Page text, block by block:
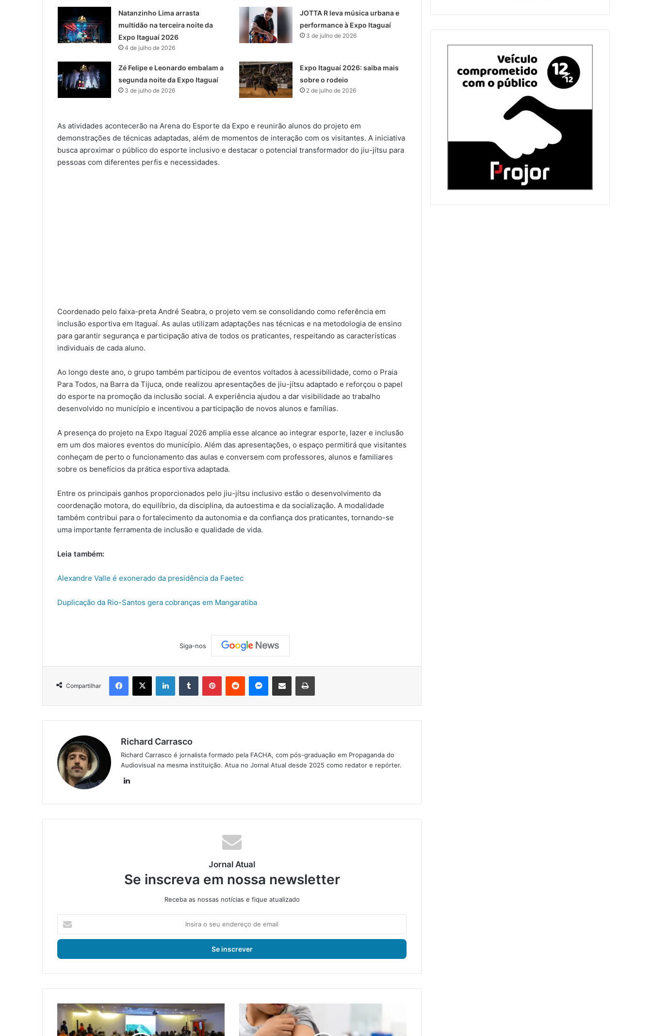
Natanzinho Lima arrasta
multidão na terceira noite da
Expo Itaguaí 2026
4 de julho de 2026
JOTTA R leva música urbana e
performance à Expo Itaguaí
3 de julho de 2026
Zé Felipe e Leonardo embalam a
segunda noite da Expo Itaguaí
3 de julho de 2026
Expo Itaguaí 2026: saiba mais
sobre o rodeio
2 de julho de 2026
As atividades acontecerão na Arena do Esporte da Expo e reunirão alunos do projeto em
demonstrações de técnicas adaptadas, além de momentos de interação com os visitantes. A iniciativa
busca aproximar o público do esporte inclusivo e destacar o potencial transformador do jiu-jítsu para
pessoas com diferentes perfis e necessidades.
Coordenado pelo faixa-preta André Seabra, o projeto vem se consolidando como referência em
inclusão esportiva em Itaguaí. As aulas utilizam adaptações nas técnicas e na metodologia de ensino
para garantir segurança e participação ativa de todos os praticantes, respeitando as características
individuais de cada aluno.
Ao longo deste ano, o grupo também participou de eventos voltados à acessibilidade, como o Praia
Para Todos, na Barra da Tijuca, onde realizou apresentações de jiu-jítsu adaptado e reforçou o papel
do esporte na promoção da inclusão social. A experiência ajudou a dar visibilidade ao trabalho
desenvolvido no município e incentivou a participação de novos alunos e famílias.
A presença do projeto na Expo Itaguaí 2026 amplia esse alcance ao integrar esporte, lazer e inclusão
em um dos maiores eventos do município. Além das apresentações, o espaço permitirá que visitantes
conheçam de perto o funcionamento das aulas e conversem com professores, alunos e familiares
sobre os benefícios da prática esportiva adaptada.
Entre os principais ganhos proporcionados pelo jiu-jítsu inclusivo estão o desenvolvimento da
coordenação motora, do equilíbrio, da disciplina, da autoestima e da socialização. A modalidade
também contribui para o fortalecimento da autonomia e da confiança dos praticantes, tornando-se
uma importante ferramenta de inclusão e qualidade de vida.
Leia também:
Alexandre Valle é exonerado da presidência da Faetec
Duplicação da Rio-Santos gera cobranças em Mangaratiba
Siga-nos
Compartilhar
Richard Carrasco
Richard Carrasco é jornalista formado pela FACHA, com pós-graduação em Propaganda do
Audiovisual na mesma instituição. Atua no Jornal Atual desde 2025 como redator e repórter.
din
Jornal Atual
Se inscreva em nossa newsletter
Receba as nossas notícias e fique atualizado
s
r
s
u
n
D
p
ú